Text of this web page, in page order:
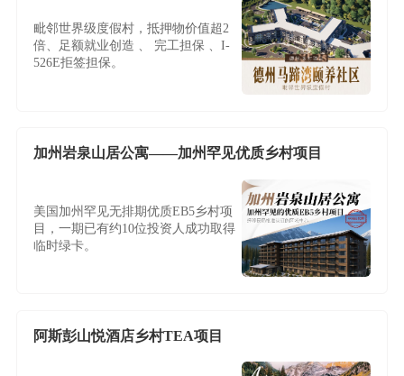
毗邻世界级度假村，抵押物价值超2
倍、足额就业创造 、 完工担保 、I-
526E拒签担保。
加州岩泉山居公寓——加州罕见优质乡村项目
美国加州罕见无排期优质EB5乡村项
目，一期已有约10位投资人成功取得
临时绿卡。
阿斯彭山悦酒店乡村TEA项目